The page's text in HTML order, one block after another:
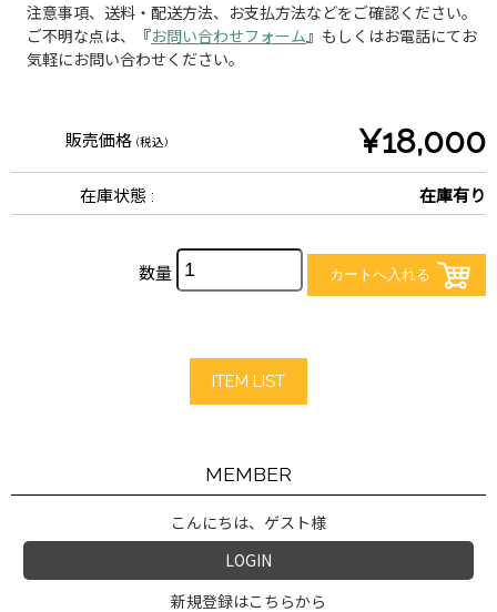
注意事項、送料・配送方法、お支払方法などをご確認ください。
ご不明な点は、『お問い合わせフォーム 』もしくはお電話にてお
気軽にお問い合わせください。
販売価格 (税込) ¥18,000
在庫状態 : 在庫有り
数量
ITEM LIST
MEMBER
こんにちは、ゲスト様
LOGIN
新規登録はこちらから